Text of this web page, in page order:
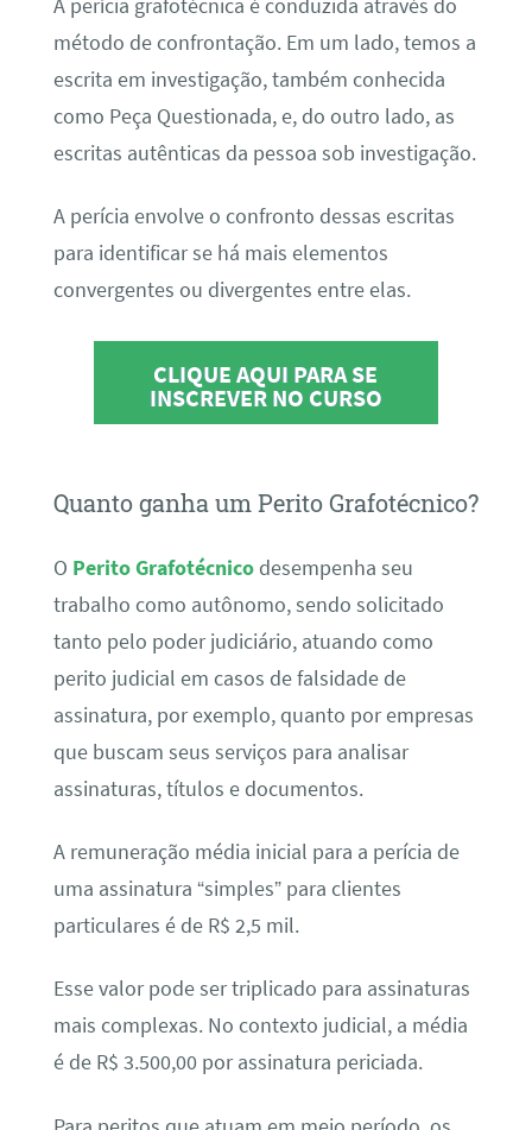
A perícia grafotécnica é conduzida através do
método de confrontação. Em um lado, temos a
escrita em investigação, também conhecida
como Peça Questionada, e, do outro lado, as
escritas autênticas da pessoa sob investigação.
A perícia envolve o confronto dessas escritas
para identificar se há mais elementos
convergentes ou divergentes entre elas.
CLIQUE AQUI PARA SE
INSCREVER NO CURSO
Quanto ganha um Perito Grafotécnico?
O Perito Grafotécnicodesempenha seu
trabalho como autônomo, sendo solicitado
tanto pelo poder judiciário, atuando como
perito judicial em casos de falsidade de
assinatura, por exemplo, quanto por empresas
que buscam seus serviços para analisar
assinaturas, títulos e documentos.
A remuneração média inicial para a perícia de
uma assinatura “simples” para clientes
particulares é de R$ 2,5 mil.
Esse valor pode ser triplicado para assinaturas
mais complexas. No contexto judicial, a média
é de R$ 3.500,00 por assinatura periciada.